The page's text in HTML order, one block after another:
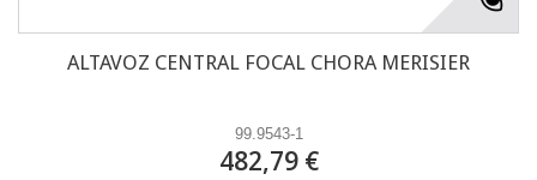
ALTAVOZ CENTRAL FOCAL CHORA MERISIER
99.9543-1
482,79 €